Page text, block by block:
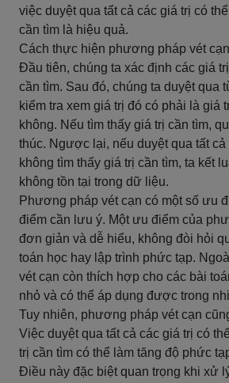
việc duyệt qua tất cả các giá trị có
cần tìm là hiệu quả.
Cách thực hiện phương pháp vét
Đầu tiên, chúng ta xác định các giá
cần tìm. Sau đó, chúng ta duyệt qua
kiểm tra xem giá trị đó có phải là giá
không. Nếu tìm thấy giá trị cần tìm,
thúc. Ngược lại, nếu duyệt qua tất cả
không tìm thấy giá trị cần tìm, ta kết
không tồn tại trong dữ liệu.
Phương pháp vét cạn có một số ưu
điểm cần lưu ý. Một ưu điểm của
đơn giản và dễ hiểu, không đòi hỏi
toán học hay lập trình phức tạp.
vét cạn còn thích hợp cho các bài
nhỏ và có thể áp dụng được trong
Tuy nhiên, phương pháp vét cạn
Việc duyệt qua tất cả các giá trị có
trị cần tìm có thể làm tăng độ phức
Điều này đặc biệt quan trọng khi xử